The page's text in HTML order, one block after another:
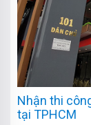
Nhận thi
tại TPHCM